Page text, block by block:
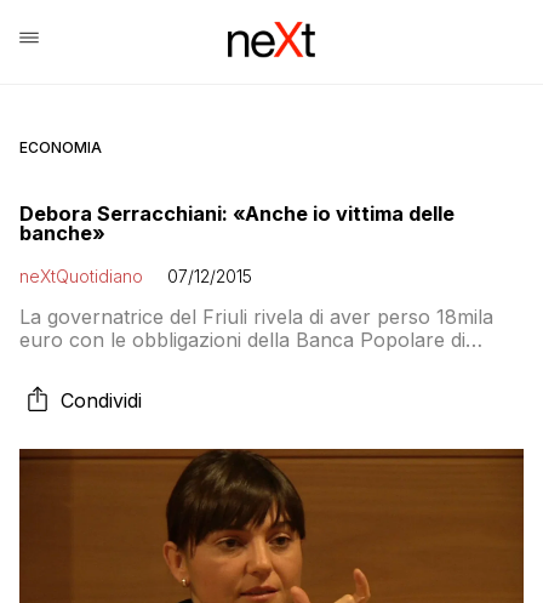
ECONOMIA
Debora Serracchiani: «Anche io vittima delle
banche»
neXtQuotidiano 07/12/2015
La governatrice del Friuli rivela di aver perso 18mila
euro con le obbligazioni della Banca Popolare di
Condividi